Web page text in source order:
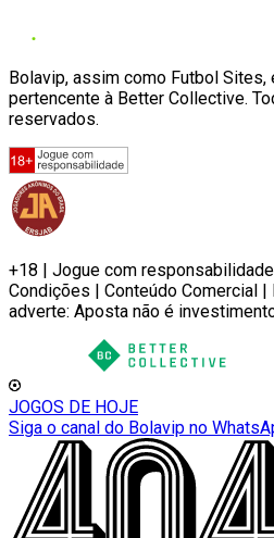
Bolavip, assim como Futbol Sites,
pertencente à Better Collective.
reservados.
+18 | Jogue com
Condições | Conteúdo Comercial
adverte: Aposta não é
JOGOS DE HOJE
Siga o canal do Bolavip no